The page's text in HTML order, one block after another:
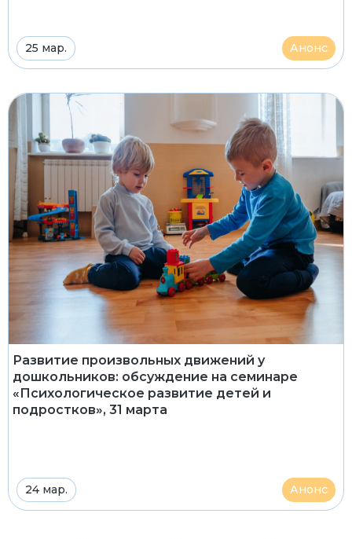
25 мар. Анонс
Развитие произвольных движений у
дошкольников: обсуждение на семинаре
«Психологическое развитие детей и
подростков», 31 марта
24 мар. Анонс